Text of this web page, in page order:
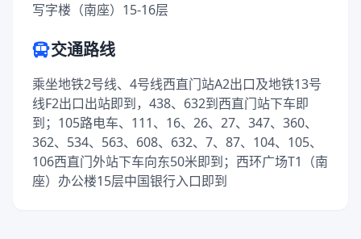
写字楼（南座）15-16层
交通路线
乘坐地铁2号线、4号线西直门站A2出口及地铁13号
线F2出口出站即到，438、632到西直门站下车即
到；105路电车、111、16、26、27、347、360、
362、534、563、608、632、7、87、104、105、
106西直门外站下车向东50米即到；西环广场T1（南
座）办公楼15层中国银行入口即到